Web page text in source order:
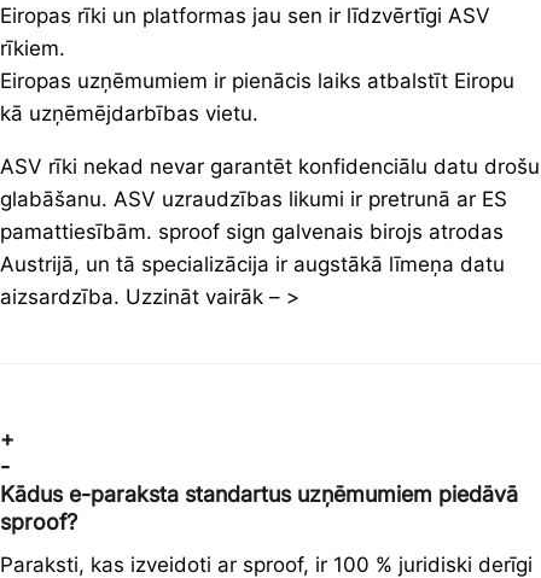
Eiropas rīki un platformas jau sen ir līdzvērtīgi ASV
rīkiem.
Eiropas uzņēmumiem ir pienācis laiks atbalstīt Eiropu
kā uzņēmējdarbības vietu.
ASV rīki nekad nevar garantēt konfidenciālu datu drošu
glabāšanu. ASV uzraudzības likumi ir pretrunā ar ES
pamattiesībām. sproof sign galvenais birojs atrodas
Austrijā, un tā specializācija ir augstākā līmeņa datu
aizsardzība. Uzzināt vairāk – >
+
-
Kādus e-paraksta standartus uzņēmumiem piedāvā
sproof?
Paraksti, kas izveidoti ar sproof, ir 100 % juridiski derīgi